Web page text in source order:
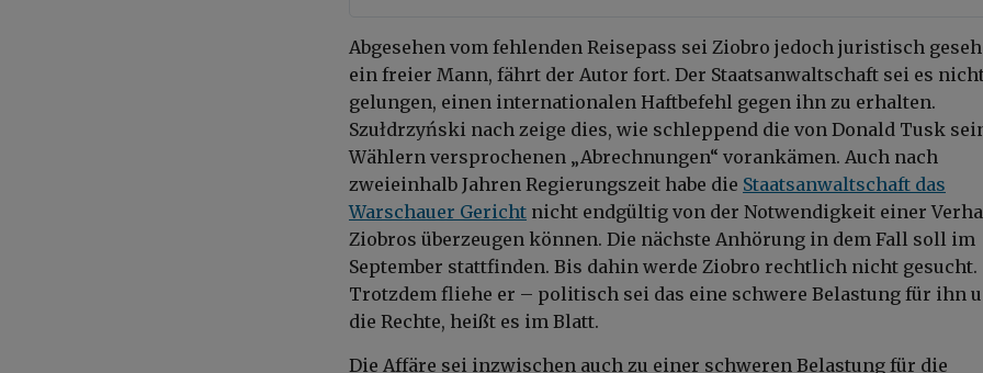
Abgesehen vom fehlenden Reisepass sei Ziobro jedoch juristisch
ein freier Mann, fährt der Autor fort. Der Staatsanwaltschaft sei es
gelungen, einen internationalen Haftbefehl gegen ihn zu erhalten.
Szułdrzyński nach zeige dies, wie schleppend die von Donald Tusk
Wählern versprochenen „Abrechnungen“ vorankämen. Auch nach
zweieinhalb Jahren Regierungszeit habe die Staatsanwaltschaft das
Warschauer Gericht nicht endgültig von der Notwendigkeit einer
Ziobros überzeugen können. Die nächste Anhörung in dem Fall soll im
September stattfinden. Bis dahin werde Ziobro rechtlich nicht gesucht.
Trotzdem fliehe er – politisch sei das eine schwere Belastung für ihn
die Rechte, heißt es im Blatt.
Die Affäre sei inzwischen auch zu einer schweren Belastung für die